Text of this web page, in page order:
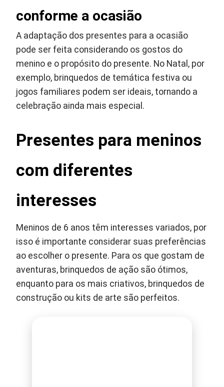
conforme a ocasião
A adaptação dos presentes para a ocasião
pode ser feita considerando os gostos do
menino e o propósito do presente. No Natal, por
exemplo, brinquedos de temática festiva ou
jogos familiares podem ser ideais, tornando a
celebração ainda mais especial.
Presentes para meninos
com diferentes
interesses
Meninos de 6 anos têm interesses variados, por
isso é importante considerar suas preferências
ao escolher o presente. Para os que gostam de
aventuras, brinquedos de ação são ótimos,
enquanto para os mais criativos, brinquedos de
construção ou kits de arte são perfeitos.